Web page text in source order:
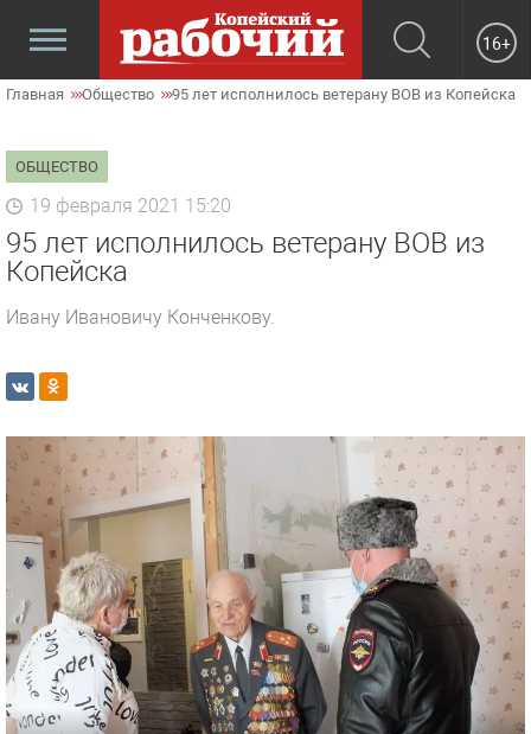
16+
Главная Общество 95 лет исполнилось ветерану ВОВ из Копейска
ОБЩЕСТВО
19 февраля 2021 15:20
95 лет исполнилось ветерану ВОВ из
Копейска
Ивану Ивановичу Конченкову.